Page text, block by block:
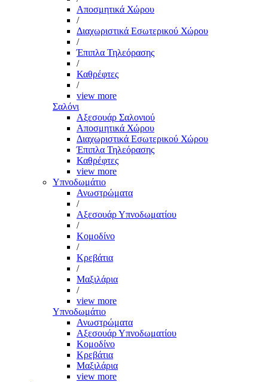
Αποσμητικά Χώρου
/
Διαχωριστικά Εσωτερικού Χώρου
/
Έπιπλα Τηλεόρασης
/
Καθρέφτες
/
view more
Σαλόνι
Αξεσουάρ Σαλονιού
Αποσμητικά Χώρου
Διαχωριστικά Εσωτερικού Χώρου
Έπιπλα Τηλεόρασης
Καθρέφτες
view more
Υπνοδωμάτιο
Ανωστρώματα
/
Αξεσουάρ Υπνοδωματίου
/
Κομοδίνο
/
Κρεβάτια
/
Μαξιλάρια
/
view more
Υπνοδωμάτιο
Ανωστρώματα
Αξεσουάρ Υπνοδωματίου
Κομοδίνο
Κρεβάτια
Μαξιλάρια
view more